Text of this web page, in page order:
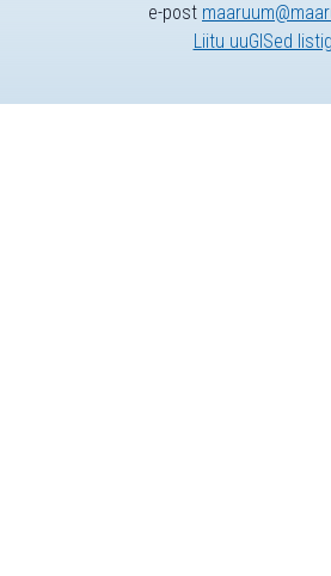
e-post
Liitu uuGISed